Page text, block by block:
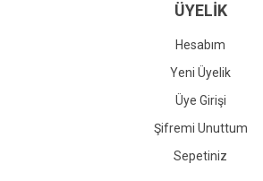
ÜYELİK
Hesabım
Yeni Üyelik
Üye Girişi
Şifremi Unuttum
Sepetiniz